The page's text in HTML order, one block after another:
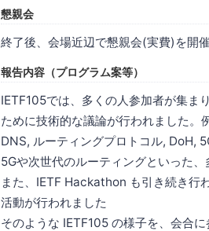
懇親会
終了後、会場近辺で懇親会(実費)を開催
報告内容（プログラム案等）
IETF105では、多くの人参加者が集ま
ために技術的な議論が行われました。
DNS, ルーティングプロトコル, DoH,
5Gや次世代のルーティングといった、
また、IETF Hackathon も引き続き行
活動が行われました
そのような IETF105 の様子を、会合